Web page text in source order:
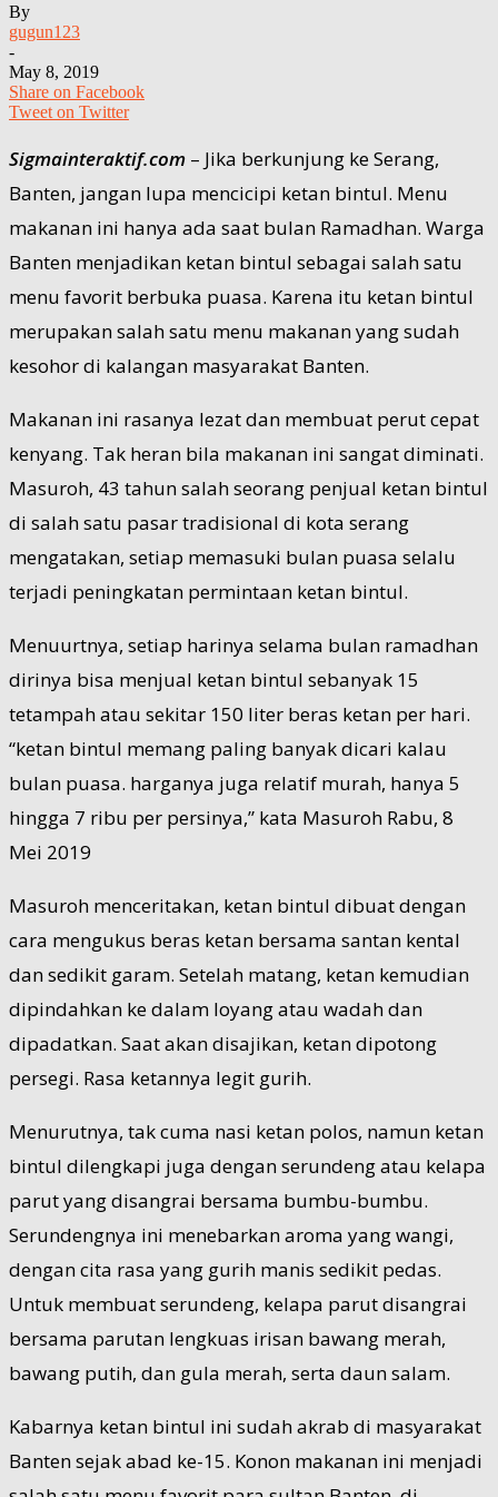
By
gugun123
-
May 8, 2019
Share on Facebook
Tweet on Twitter
Sigmainteraktif.com – Jika berkunjung ke Serang,
Banten, jangan lupa mencicipi ketan bintul. Menu
makanan ini hanya ada saat bulan Ramadhan. Warga
Banten menjadikan ketan bintul sebagai salah satu
menu favorit berbuka puasa. Karena itu ketan bintul
merupakan salah satu menu makanan yang sudah
kesohor di kalangan masyarakat Banten.
Makanan ini rasanya lezat dan membuat perut cepat
kenyang. Tak heran bila makanan ini sangat diminati.
Masuroh, 43 tahun salah seorang penjual ketan bintul
di salah satu pasar tradisional di kota serang
mengatakan, setiap memasuki bulan puasa selalu
terjadi peningkatan permintaan ketan bintul.
Menuurtnya, setiap harinya selama bulan ramadhan
dirinya bisa menjual ketan bintul sebanyak 15
tetampah atau sekitar 150 liter beras ketan per hari.
“ketan bintul memang paling banyak dicari kalau
bulan puasa. harganya juga relatif murah, hanya 5
hingga 7 ribu per persinya,” kata Masuroh Rabu, 8
Mei 2019
Masuroh menceritakan, ketan bintul dibuat dengan
cara mengukus beras ketan bersama santan kental
dan sedikit garam. Setelah matang, ketan kemudian
dipindahkan ke dalam loyang atau wadah dan
dipadatkan. Saat akan disajikan, ketan dipotong
persegi. Rasa ketannya legit gurih.
Menurutnya, tak cuma nasi ketan polos, namun ketan
bintul dilengkapi juga dengan serundeng atau kelapa
parut yang disangrai bersama bumbu-bumbu.
Serundengnya ini menebarkan aroma yang wangi,
dengan cita rasa yang gurih manis sedikit pedas.
Untuk membuat serundeng, kelapa parut disangrai
bersama parutan lengkuas irisan bawang merah,
bawang putih, dan gula merah, serta daun salam.
Kabarnya ketan bintul ini sudah akrab di masyarakat
Banten sejak abad ke-15. Konon makanan ini menjadi